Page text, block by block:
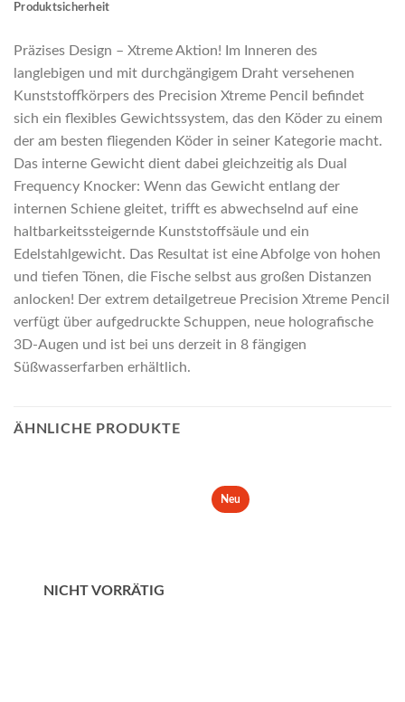
Produktsicherheit
Präzises Design – Xtreme Aktion! Im Inneren des
langlebigen und mit durchgängigem Draht versehenen
Kunststoffkörpers des Precision Xtreme Pencil befindet
sich ein flexibles Gewichtssystem, das den Köder zu einem
der am besten fliegenden Köder in seiner Kategorie macht.
Das interne Gewicht dient dabei gleichzeitig als Dual
Frequency Knocker: Wenn das Gewicht entlang der
internen Schiene gleitet, trifft es abwechselnd auf eine
haltbarkeitssteigernde Kunststoffsäule und ein
Edelstahlgewicht. Das Resultat ist eine Abfolge von hohen
und tiefen Tönen, die Fische selbst aus großen Distanzen
anlocken! Der extrem detailgetreue Precision Xtreme Pencil
verfügt über aufgedruckte Schuppen, neue holografische
3D-Augen und ist bei uns derzeit in 8 fängigen
Süßwasserfarben erhältlich.
ÄHNLICHE PRODUKTE
NICHT VORRÄTIG
Neu